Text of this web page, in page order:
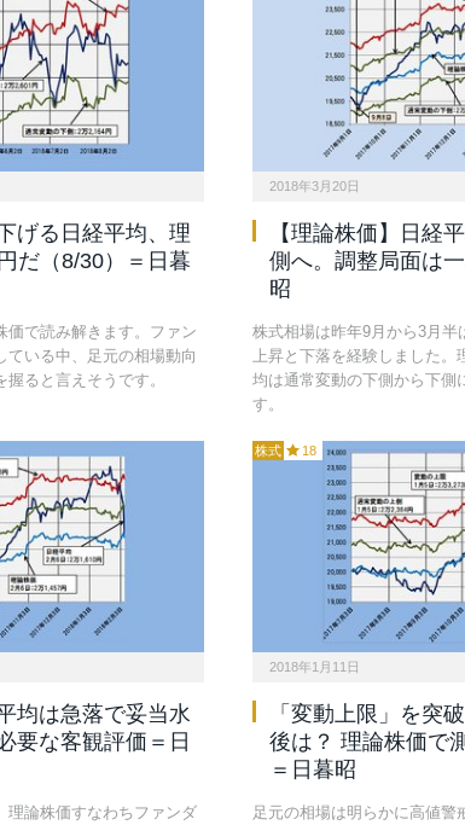
げる日経平均、理
だ（8/30）＝日暮
価で読み解きます。ファン
ている中、足元の相場動向
ると言えそうです。
2018年3月20日
【理論株価】日経
側へ。調整局面は
昭
株式相場は昨年9月から3月半
上昇と下落を経験しました。
均は通常変動の下側から下側
す。
均は急落で妥当水
要な客観評価＝日
理論株価すなわちファンダ
株式 18
2018年1月11日
「変動上限」を突
後は？ 理論株価で
＝日暮昭
足元の相場は明らかに高値警